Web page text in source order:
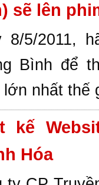
sẽ lên
8/5/2011,
Bình để
lớn nhất thế
kế
Hóa